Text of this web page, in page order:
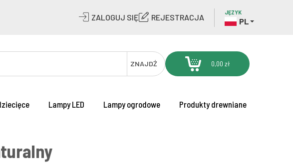
ZALOGUJ SIĘ REJESTRACJA
JĘZYK
PL
ZNAJDŹ 0,00 zł
Lampy LED Lampy ogrodowe Produkty drewniane